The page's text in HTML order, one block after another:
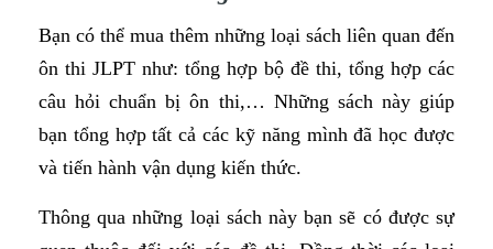
Bạn có thể mua thêm những loại sách liên quan đến
ôn thi JLPT như: tổng hợp bộ đề thi, tổng hợp các
câu hỏi chuẩn bị ôn thi,… Những sách này giúp
bạn tổng hợp tất cả các kỹ năng mình đã học được
và tiến hành vận dụng kiến thức.
Thông qua những loại sách này bạn sẽ có được sự